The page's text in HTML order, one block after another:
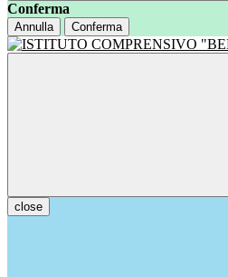
Conferma
Annulla Conferma
close